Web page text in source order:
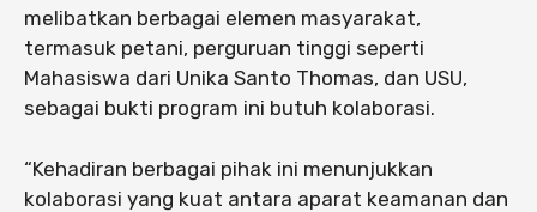
melibatkan berbagai elemen masyarakat,
termasuk petani, perguruan tinggi seperti
Mahasiswa dari Unika Santo Thomas, dan USU,
sebagai bukti program ini butuh kolaborasi.
“Kehadiran berbagai pihak ini menunjukkan
kolaborasi yang kuat antara aparat keamanan dan